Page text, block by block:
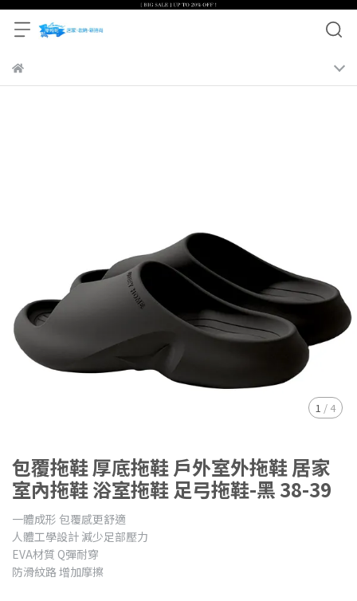
1 / 4
包覆拖鞋 厚底拖鞋 戶外室外拖鞋 居家
室內拖鞋 浴室拖鞋 足弓拖鞋-黑 38-39
一體成形 包覆感更舒適
人體工學設計 減少足部壓力
EVA材質 Q彈耐穿
防滑紋路 增加摩擦